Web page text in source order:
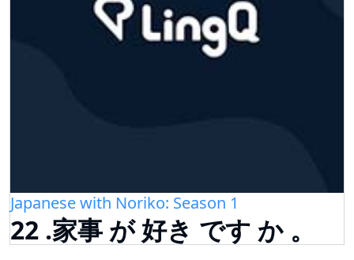
Japanese with Noriko: Season 1
22 .家事 が 好き です か 。